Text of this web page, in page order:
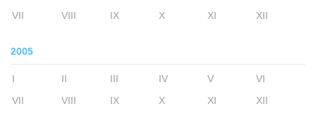
VII
VIII IX X XI XII
2005
I II III IV V
VI
VII
VIII IX X XI XII